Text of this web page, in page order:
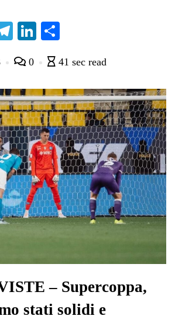
Te
gr
a
m
Li
ed
In
di
vi
di
0 41 sec read
– Supercoppa,
stati solidi e